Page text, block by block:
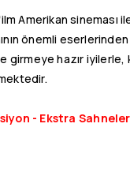
Amerikan sineması
önemli
hazır iyilerle,
- Ekstra Sahneler